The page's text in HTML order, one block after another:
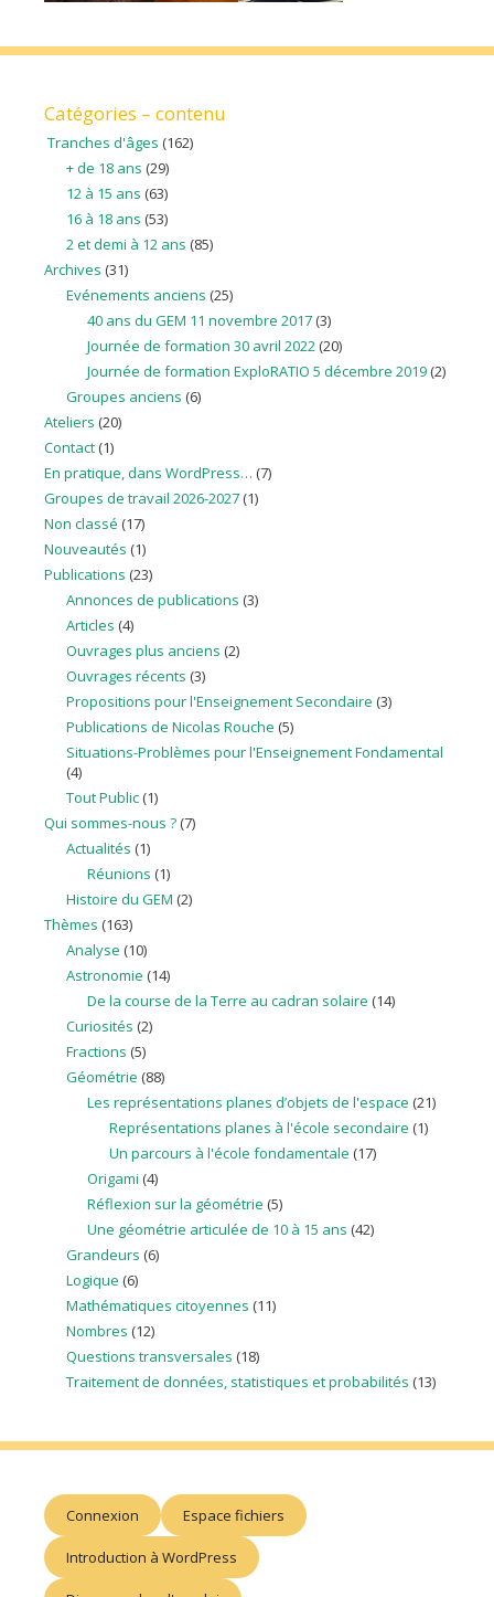
Catégories – contenu
Tranches d'âges (162)
+ de 18 ans (29)
12 à 15 ans (63)
16 à 18 ans (53)
2 et demi à 12 ans (85)
Archives (31)
Evénements anciens (25)
40 ans du GEM 11 novembre 2017 (3)
Journée de formation 30 avril 2022 (20)
Journée de formation ExploRATIO 5 décembre 2019 (2)
Groupes anciens (6)
Ateliers (20)
Contact (1)
En pratique, dans WordPress… (7)
Groupes de travail 2026-2027 (1)
Non classé (17)
Nouveautés (1)
Publications (23)
Annonces de publications (3)
Articles (4)
Ouvrages plus anciens (2)
Ouvrages récents (3)
Propositions pour l'Enseignement Secondaire (3)
Publications de Nicolas Rouche (5)
Situations-Problèmes pour l'Enseignement Fondamental
(4)
Tout Public(1)
Qui sommes-nous ? (7)
Actualités (1)
Réunions (1)
Histoire du GEM (2)
Thèmes (163)
Analyse (10)
Astronomie (14)
De la course de la Terre au cadran solaire (14)
Curiosités (2)
Fractions (5)
Géométrie (88)
Les représentations planes d’objets de l'espace (21)
Représentations planes à l'école secondaire (1)
Un parcours à l'école fondamentale (17)
Origami (4)
Réflexion sur la géométrie (5)
Une géométrie articulée de 10 à 15 ans (42)
Grandeurs (6)
Logique (6)
Mathématiques citoyennes (11)
Nombres (12)
Questions transversales (18)
Traitement de données, statistiques et probabilités (13)
Connexion Espace fichiers
Introduction à WordPress